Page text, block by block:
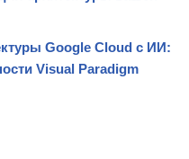
Google Cloud с ИИ:
Visual Paradigm